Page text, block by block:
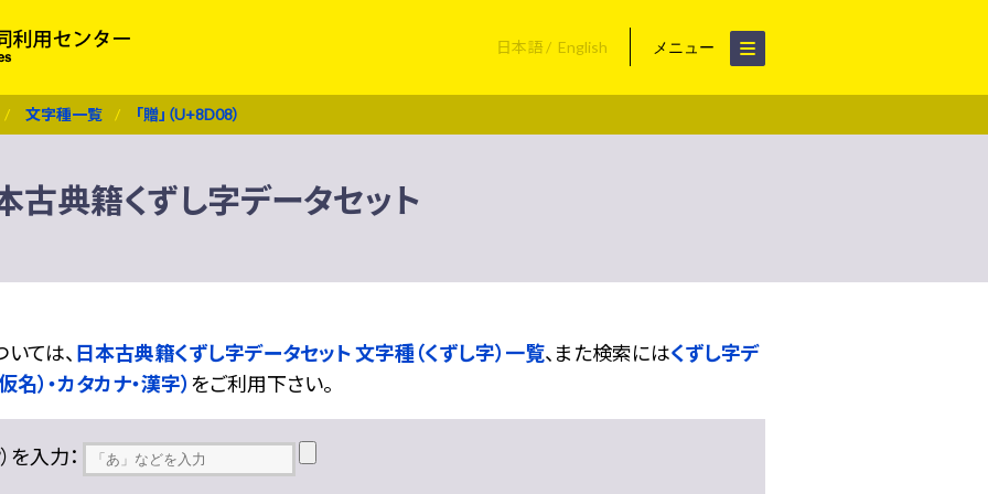
日本語 English メニュー
文字種一覧 「贈」（U+8D08）
本古典籍くずし字データセット
ては、 日本古典籍くずし字データセット 文字種（くずし字）一覧、また検索にはくずし字デ
）・カタカナ・漢字） をご利用下さい。
を入力：